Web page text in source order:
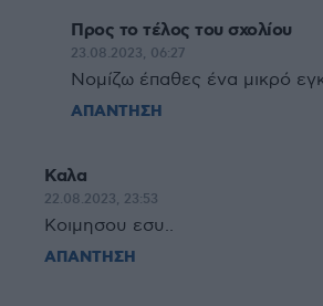
Προς το τέλος του σχολίου
23.08.2023, 06:27
Νομίζω έπαθες ένα μικρό
ΑΠΑΝΤΗΣΗ
Καλα
22.08.2023, 23:53
Κοιμησου εσυ..
ΑΠΑΝΤΗΣΗ